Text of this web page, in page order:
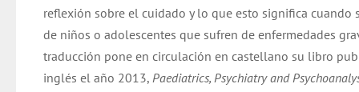
reflexión sobre el cuidado y lo que esto significa cuando
de niños o adolescentes que sufren de enfermedades
traducción pone en circulación en castellano su libro
inglés el año 2013, Paediatrics, Psychiatry and